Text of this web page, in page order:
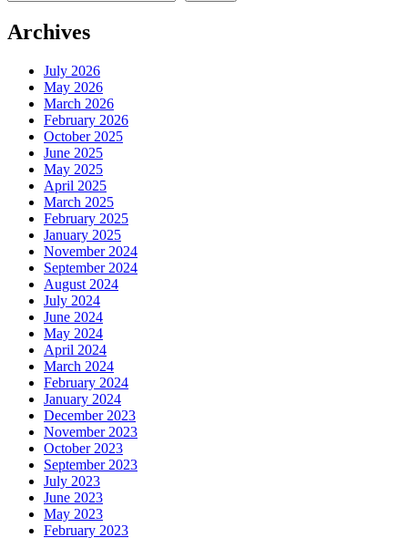
Archives
July 2026
May 2026
March 2026
February 2026
October 2025
June 2025
May 2025
April 2025
March 2025
February 2025
January 2025
November 2024
September 2024
August 2024
July 2024
June 2024
May 2024
April 2024
March 2024
February 2024
January 2024
December 2023
November 2023
October 2023
September 2023
July 2023
June 2023
May 2023
February 2023